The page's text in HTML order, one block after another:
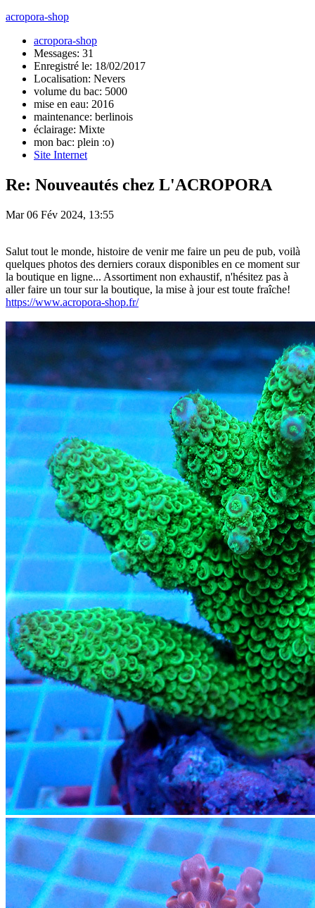
acropora-shop
acropora-shop
Messages: 31
Enregistré le: 18/02/2017
Localisation: Nevers
volume du bac: 5000
mise en eau: 2016
maintenance: berlinois
éclairage: Mixte
mon bac: plein :o)
Site Internet
Re: Nouveautés chez L'ACROPORA
Mar 06 Fév 2024, 13:55
Salut tout le monde, histoire de venir me faire un peu de pub, voilà
quelques photos des derniers coraux disponibles en ce moment sur
la boutique en ligne... Assortiment non exhaustif, n'hésitez pas à
aller faire un tour sur la boutique, la mise à jour est toute fraîche!
https://www.acropora-shop.fr/